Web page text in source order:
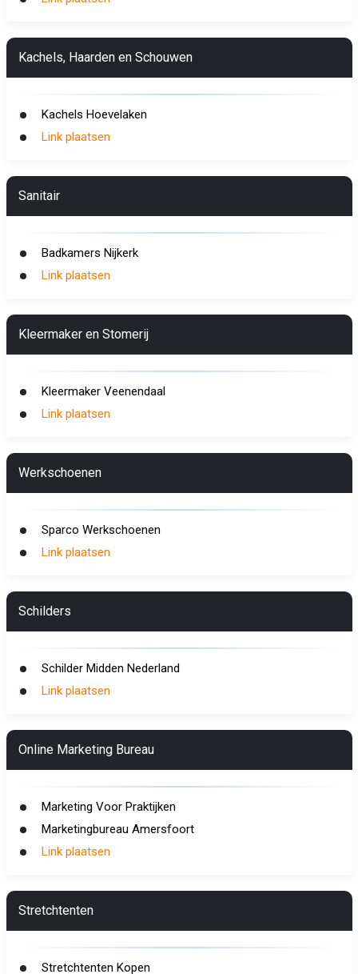
Kachels, Haarden en Schouwen
Kachels Hoevelaken
Link plaatsen
Sanitair
Badkamers Nijkerk
Link plaatsen
Kleermaker en Stomerij
Kleermaker Veenendaal
Link plaatsen
Werkschoenen
Sparco Werkschoenen
Link plaatsen
Schilders
Schilder Midden Nederland
Link plaatsen
Online Marketing Bureau
Marketing Voor Praktijken
Marketingbureau Amersfoort
Link plaatsen
Stretchtenten
Stretchtenten Kopen